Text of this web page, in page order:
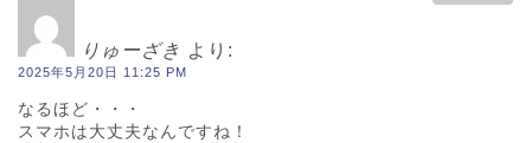
りゅーざき より:
2025年5月20日 11:25 PM
なるほど・・・
スマホは大丈夫なんですね！